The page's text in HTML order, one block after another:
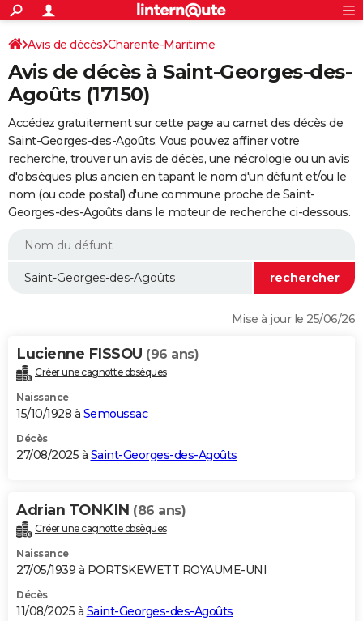
ACTUALITÉS
Politique
Société
Faits Divers
Education
Monde
Villes
+
SPORT
Coupe du monde 2026
Football
Tennis
Cyclisme
Rugby
Forum
CULTURE
FINANCE
Retraite
Impôts
Epargne
Immobilier
Risques naturels par ville
Banque
Assurance
Crédit
Essais
Réserver un essai
Citadines
Berlines
SUV
Forum auto
+
HIGH-TECH
Mobiles
Meilleur smartphone
Internet
Ordinateurs
Jeux vidéo
Guide high-tech
+
BRICOLAGE
Forum
Aménagement intérieur
Extérieur
Cuisine
Salle de bains
Jardinage
Rangement
WEEK-END
Guides de France
Escapades
Patrimoine
Expositions
Musées
Week-end nature
LIFESTYLE
Alimentation
Guide de la santé
Maladies
Médicaments
Sommeil
VOYAGE
Destinations
City break
Voyage nature
Voyage de noces
Forum
Climat
+PHOTO
GUIDES D'ACHAT
BONS PLANS
Carte de Noël
Carte Bonne année
Carte Saint-Valentin
Carte Pâques
Carte d'anniversaire
DICTIONNAIRE
PROGRAMME TV
COPAINS D'AVANT
S'inscrire
Se connecter
Lycées
Collèges
Primaires
Universités
Entreprises
Service militaire
Avis de recherche
AVIS DE DÉCÈS
S'inscrire
Connexion
Avis de décès Charente-Maritime
Avis de décès à Saint-Georges-des-
Agoûts (17150)
Accédez gratuitement sur cette page au carnet des décès de
Saint-Georges-des-Agoûts. Vous pouvez affiner votre
recherche, trouver un avis de décès, une nécrologie ou un avis
d'obsèques plus ancien en tapant le nom d'un défunt et/ou le
nom (ou code postal) d'une commune proche de Saint-
Georges-des-Agoûts dans le moteur de recherche ci-dessous.
Mise à jour le 25/06/26
Lucienne FISSOU (96 ans)
Créer une cagnotte obsèques
Naissance
15/10/1928 à Semoussac
Décès
27/08/2025 à Saint-Georges-des-Agoûts
Adrian TONKIN (86 ans)
Créer une cagnotte obsèques
Naissance
27/05/1939 à PORTSKEWETT ROYAUME-UNI
Décès
11/08/2025 à Saint-Georges-des-Agoûts